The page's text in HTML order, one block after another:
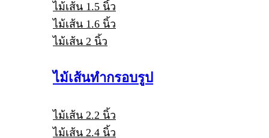
ไม้เส้น 1.5 นิ้ว
ไม้เส้น 1.6 นิ้ว
ไม้เส้น 2 นิ้ว
ไม้เส้นทำกรอบรูป
ไม้เส้น 2.2 นิ้ว
ไม้เส้น 2.4 นิ้ว